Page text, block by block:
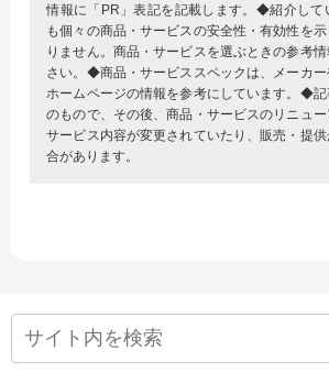
情報に「PR」表記を記載します。◆紹介して
も個々の商品・サービスの安全性・有効性を
りません。商品・サービスを選ぶときの参考
さい。◆商品・サービススペックは、メーカ
ホームページの情報を参考にしています。◆
のもので、その後、商品・サービスのリニュ
サービス内容が変更されていたり、販売・提
合があります。